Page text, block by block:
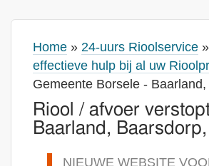
Home » 24-uurs Rioolservice »
effectieve hulp bij al uw
Gemeente Borsele -
Riool / afvoer
Baarland,
NIEUWE WEBSITE